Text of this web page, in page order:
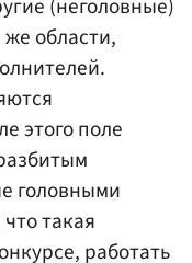
(неголовные)
области,
этого поле
головными
такая
работать